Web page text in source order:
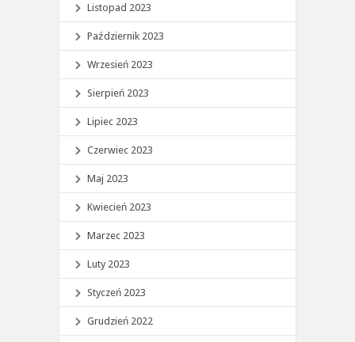
Listopad 2023
Październik 2023
Wrzesień 2023
Sierpień 2023
Lipiec 2023
Czerwiec 2023
Maj 2023
Kwiecień 2023
Marzec 2023
Luty 2023
Styczeń 2023
Grudzień 2022